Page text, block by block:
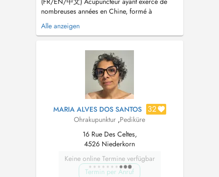
nombreuses années en Chine, formé à
l'Académie des sciences médicales chinoises
de Chine (CACMS) et dépositaire de la 7ᵉ
transmise uniquement de maître à élève. Prise
en charge de tout type de pathologies ...
Alle anzeigen
MARIA ALVES DOS SANTOS 32
Ohrakupunktur ,Pediküre
16 Rue Des Celtes,
4526 Niederkorn
Keine online Termine verfügbar
Termin per Anruf